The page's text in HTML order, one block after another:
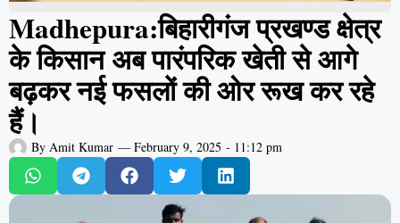
Madhepura:बिहारीगंज प्रखण्ड क्षेत्र
के किसान अब पारंपरिक खेती से आगे
बढ़कर नई फसलों की ओर रूख कर रहे
हैं।
By Amit Kumar — February 9, 2025 - 11:12 pm